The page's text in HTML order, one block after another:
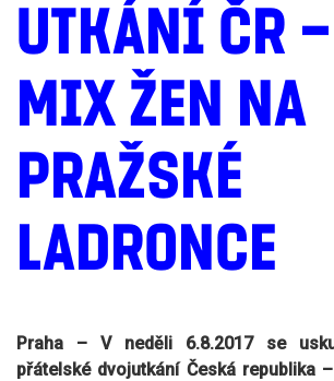
UTKÁNÍ ČR
MIX ŽEN NA
PRAŽSKÉ
LADRONCE
Praha – V neděli 6.8.2017 se
přátelské dvojutkání Česká republika